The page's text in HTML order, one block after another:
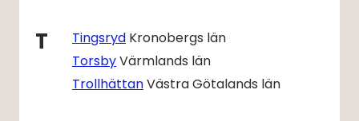
T Tingsryd Kronobergs län
TorsbyVärmlands län
TrollhättanVästra Götalands län